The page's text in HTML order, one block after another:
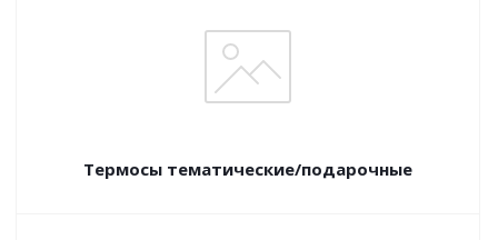
Термосы тематические/подарочные